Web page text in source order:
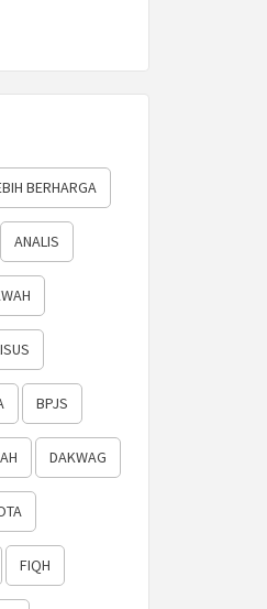
BERHARGA
ANALIS
BPJS
DAKWAG
FIQH